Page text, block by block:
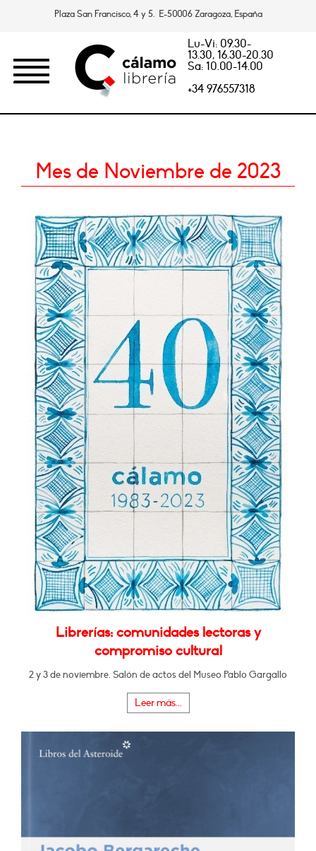
Plaza San Francisco, 4 y 5. E-50006 Zaragoza, España
Lu-Vi: 09.30-
13.30, 16.30-20.30
Sa: 10.00-14.00
+34 976557318
Mes de Noviembre de 2023
Librerías: comunidades lectoras y
compromiso cultural
2 y 3 de noviembre. Salón de actos del Museo Pablo Gargallo
Leer más...